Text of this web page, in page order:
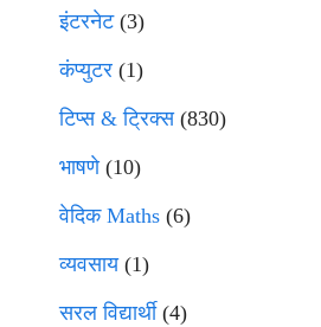
इंटरनेट(3)
कंप्युटर (1)
टिप्स & ट्रिक्स(830)
भाषणे(10)
वेदिक Maths (6)
व्यवसाय(1)
सरल विद्यार्थी(4)